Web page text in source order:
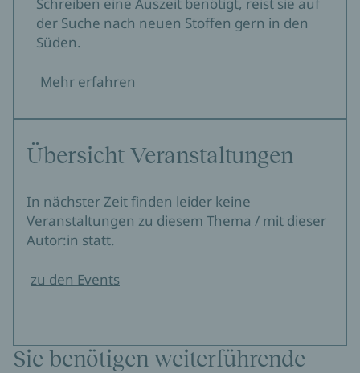
der Suche nach neuen Stoffen gern in den
Süden.
Mehr erfahren
Übersicht Veranstaltungen
In nächster Zeit finden leider keine
Veranstaltungen zu diesem Thema / mit dieser
Autor:in statt.
zu den Events
Sie benötigen weiterführende